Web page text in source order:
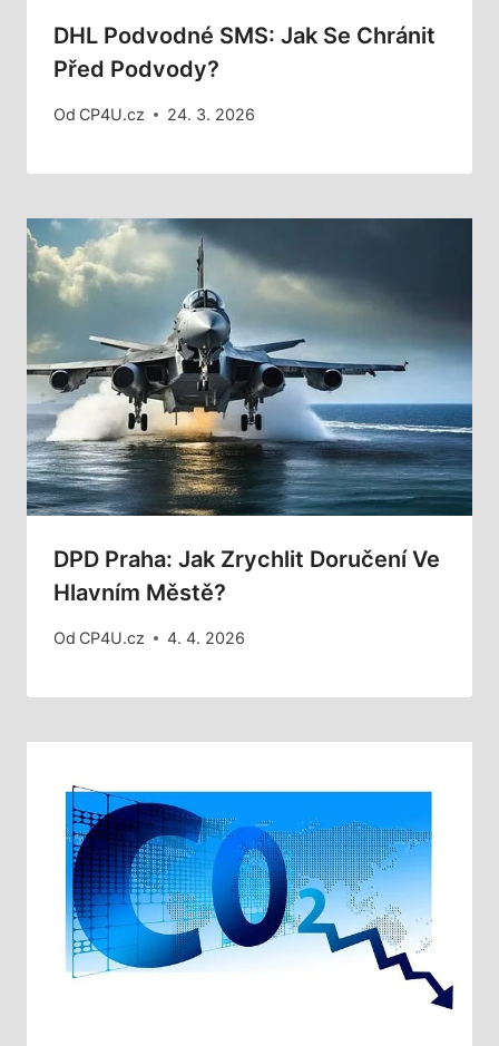
DHL Podvodné SMS: Jak Se Chránit
Před Podvody?
Od CP4U.cz 24. 3. 2026
DPD Praha: Jak Zrychlit Doručení Ve
Hlavním Městě?
Od CP4U.cz 4. 4. 2026